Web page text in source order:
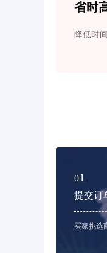
省时
降低时
01
提交订
买家挑选